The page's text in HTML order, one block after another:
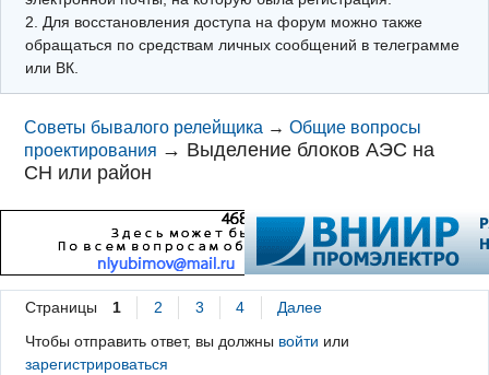
2. Для восстановления доступа на форум можно также
обращаться по средствам личных сообщений в телеграмме
или ВК.
Советы бывалого релейщика →Общие вопросы
проектирования → Выделение блоков АЭС на
СН или район
Страницы 1 2 3 4
Далее
Чтобы отправить ответ, вы должны войти или
зарегистрироваться